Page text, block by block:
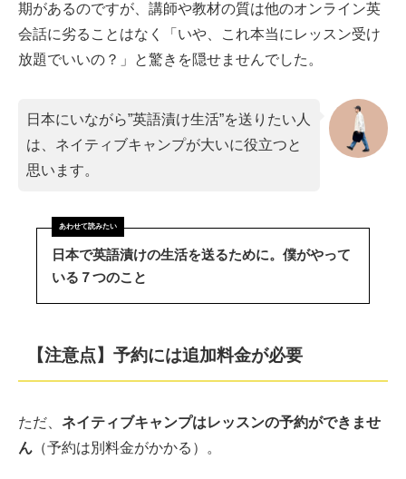
期があるのですが、講師や教材の質は他のオンライン英
会話に劣ることはなく「いや、これ本当にレッスン受け
放題でいいの？」と驚きを隠せませんでした。
日本にいながら”英語漬け生活”を送りたい人
は、ネイティブキャンプが大いに役立つと
思います。
日本で英語漬けの生活を送るために。僕がやって
いる７つのこと
【注意点】予約には追加料金が必要
ただ、 ネイティブキャンプはレッスンの予約ができませ
ん （予約は別料金がかかる）。